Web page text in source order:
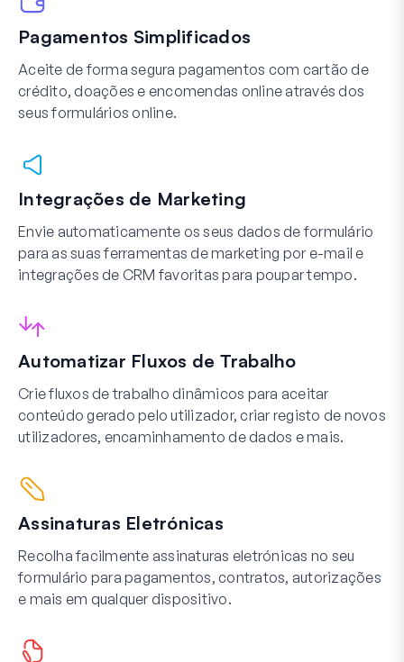
Pagamentos Simplificados
Aceite de forma segura pagamentos com cartão de
crédito, doações e encomendas online através dos
seus formulários online.
Integrações de Marketing
Envie automaticamente os seus dados de formulário
para as suas ferramentas de marketing por e-mail e
integrações de CRM favoritas para poupar tempo.
Automatizar Fluxos de Trabalho
Crie fluxos de trabalho dinâmicos para aceitar
conteúdo gerado pelo utilizador, criar registo de novos
utilizadores, encaminhamento de dados e mais.
Assinaturas Eletrónicas
Recolha facilmente assinaturas eletrónicas no seu
formulário para pagamentos, contratos, autorizações
e mais em qualquer dispositivo.